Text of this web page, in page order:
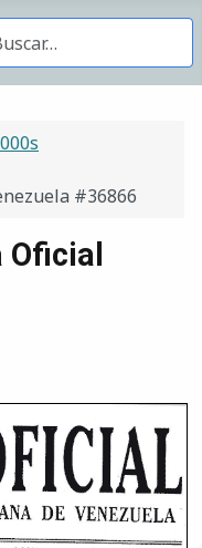
Gacetas
#36866